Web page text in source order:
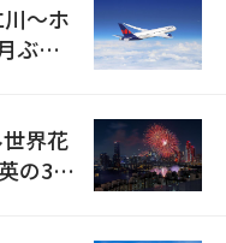
〜ホ
ぶり
界花
の3カ